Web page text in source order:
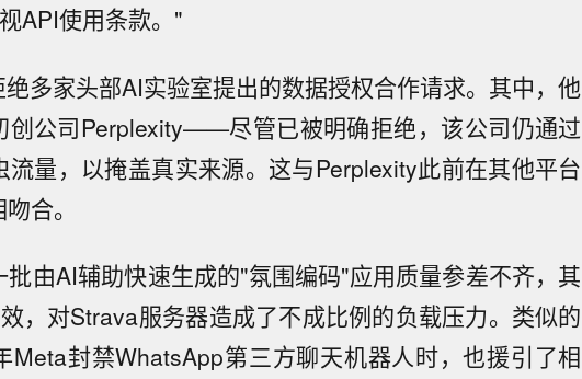
API使用条款。"
多家头部AI实验室提出的数据授权合作请求。其中，他
创公司Perplexity——尽管已被明确拒绝，该公司仍通过
流量，以掩盖真实来源。这与Perplexity此前在其他平台
合。
由AI辅助快速生成的"氛围编码"应用质量参差不齐，其
，对Strava服务器造成了不成比例的负载压力。类似的
Meta封禁WhatsApp第三方聊天机器人时，也援引了相